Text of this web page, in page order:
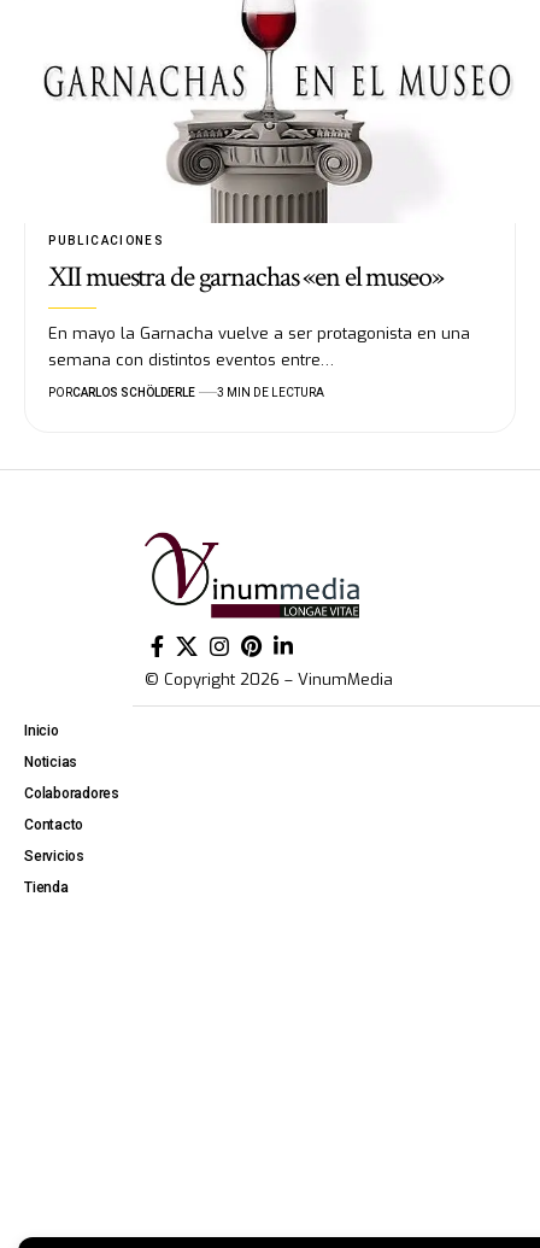
PUBLICACIONES
XII muestra de garnachas «en el museo»
En mayo la Garnacha vuelve a ser protagonista en una
semana con distintos eventos entre…
PORCARLOS SCHÖLDERLE 3 MIN DE LECTURA
© Copyright 2026 – VinumMedia
Inicio
Noticias
Colaboradores
Contacto
Servicios
Tienda